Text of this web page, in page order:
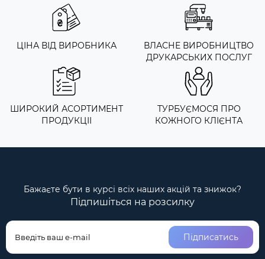
ЦІНА ВІД ВИРОБНИКА
ВЛАСНЕ ВИРОБНИЦТВО
ДРУКАРСЬКИХ ПОСЛУГ
ШИРОКИЙ АСОРТИМЕНТ
ПРОДУКЦІІ
ТУРБУЄМОСЯ ПРО
КОЖНОГО КЛІЄНТА
Бажаєте бути в курсі всіх наших акцій та знижок?
Підпишіться на розсилку
Підписатись